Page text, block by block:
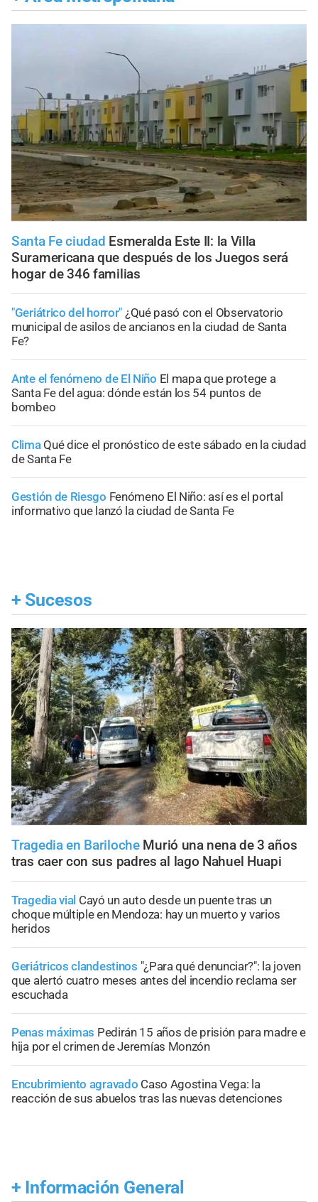
Santa Fe ciudad Esmeralda Este II: la Villa
Suramericana que después de los Juegos será
hogar de 346 familias
"Geriátrico del horror" ¿Qué pasó con el Observatorio
municipal de asilos de ancianos en la ciudad de Santa
Fe?
Ante el fenómeno de El Niño El mapa que protege a
Santa Fe del agua: dónde están los 54 puntos de
bombeo
Clima Qué dice el pronóstico de este sábado en la ciudad
de Santa Fe
Gestión de Riesgo Fenómeno El Niño: así es el portal
informativo que lanzó la ciudad de Santa Fe
+ Sucesos
Tragedia en Bariloche Murió una nena de 3 años
tras caer con sus padres al lago Nahuel Huapi
Tragedia vial Cayó un auto desde un puente tras un
choque múltiple en Mendoza: hay un muerto y varios
heridos
Geriátricos clandestinos "¿Para qué denunciar?": la joven
que alertó cuatro meses antes del incendio reclama ser
escuchada
Penas máximas Pedirán 15 años de prisión para madre e
hija por el crimen de Jeremías Monzón
Encubrimiento agravado Caso Agostina Vega: la
reacción de sus abuelos tras las nuevas detenciones
+ Información General